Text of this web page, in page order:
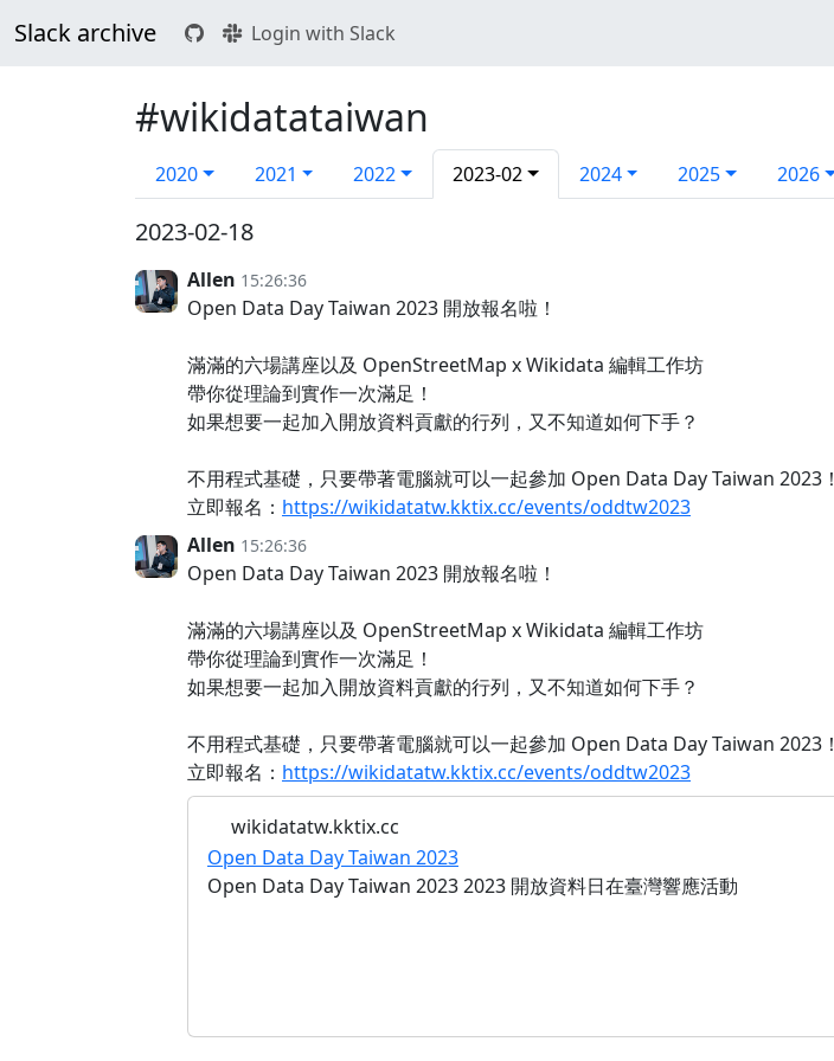
Slack archive Login with Slack
#wikidatataiwan
2020 2021 2022 2023-02 2024 2025 2026
2023-02-18
Allen 15:26:36
Open Data Day Taiwan 2023 開放報名啦！
滿滿的六場講座以及 OpenStreetMap x Wikidata 編輯工作坊
帶你從理論到實作一次滿足！
如果想要一起加入開放資料貢獻的行列，又不知道如何下手？
不用程式基礎，只要帶著電腦就可以一起參加 Open Data Day Taiwan 2023！
立即報名： https://wikidatatw.kktix.cc/events/oddtw2023
Allen 15:26:36
Open Data Day Taiwan 2023 開放報名啦！
滿滿的六場講座以及 OpenStreetMap x Wikidata 編輯工作坊
帶你從理論到實作一次滿足！
如果想要一起加入開放資料貢獻的行列，又不知道如何下手？
不用程式基礎，只要帶著電腦就可以一起參加 Open Data Day Taiwan 2023！
立即報名： https://wikidatatw.kktix.cc/events/oddtw2023
wikidatatw.kktix.cc
Open Data Day Taiwan 2023
Open Data Day Taiwan 2023 2023 開放資料日在臺灣響應活動